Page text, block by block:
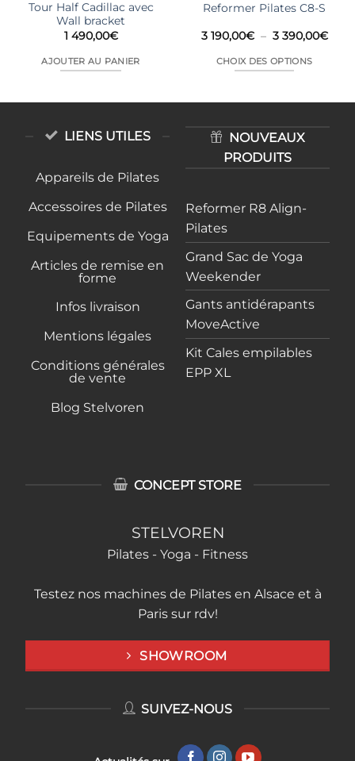
Tour Half Cadillac avec
Wall bracket
1 490,00€
AJOUTER AU PANIER
Reformer Pilates C8-S
3 190,00€ – 3 390,00€
CHOIX DES OPTIONS
variations.
Les
être
sur
la
produit
LIENS UTILES
Appareils de Pilates
Accessoires de Pilates
Equipements de Yoga
Articles de remise en
forme
Infos livraison
Mentions légales
Conditions générales
de vente
Blog Stelvoren
NOUVEAUX
PRODUITS
Reformer R8 Align-
Pilates
Grand Sac de Yoga
Weekender
Gants antidérapants
MoveActive
Kit Cales empilables
EPP XL
CONCEPT STORE
STELVOREN
Pilates - Yoga - Fitness
Testez nos machines de Pilates en Alsace et à
Paris sur rdv!
SHOWROOM
SUIVEZ-NOUS